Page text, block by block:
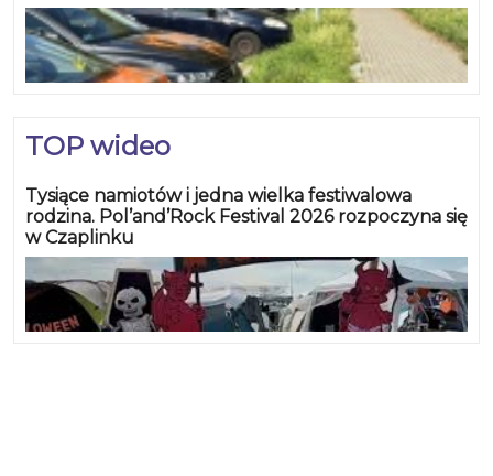
TOP wideo
Tysiące namiotów i jedna wielka festiwalowa
rodzina. Pol’and’Rock Festival 2026 rozpoczyna się
w Czaplinku